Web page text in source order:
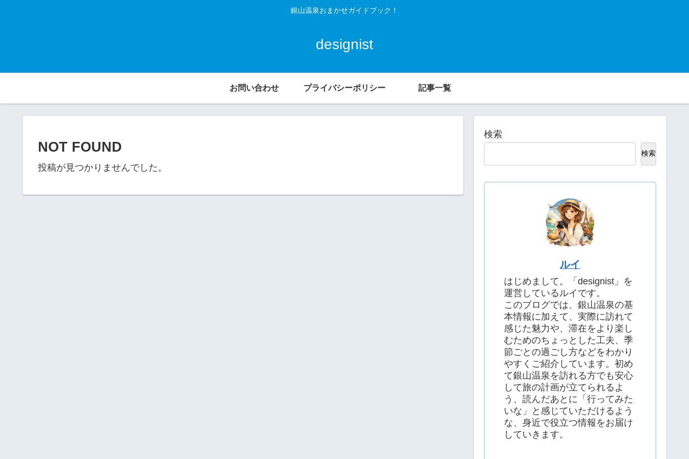
銀山温泉おまかせガイドブック！
designist
お問い合わせ プライバシーポリシー 記事一覧
NOT FOUND
投稿が見つかりませんでした。
検索
検索
ルイ
はじめまして。「designist」を
運営しているルイです。
このブログでは、銀山温泉の基
本情報に加えて、実際に訪れて
感じた魅力や、滞在をより楽し
むためのちょっとした工夫、季
節ごとの過ごし方などをわかり
やすくご紹介しています。初め
て銀山温泉を訪れる方でも安心
して旅の計画が立てられるよ
う、読んだあとに「行ってみた
いな」と感じていただけるよう
な、身近で役立つ情報をお届け
していきます。